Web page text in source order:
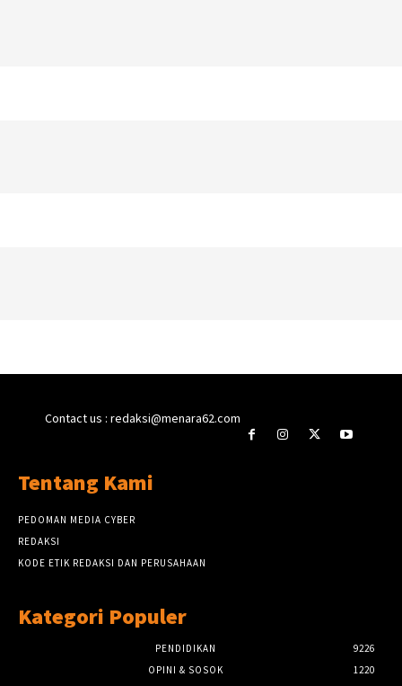
Contact us : redaksi@menara62.com
Tentang Kami
PEDOMAN MEDIA CYBER
REDAKSI
KODE ETIK REDAKSI DAN PERUSAHAAN
Kategori Populer
PENDIDIKAN
9226
OPINI & SOSOK
1220